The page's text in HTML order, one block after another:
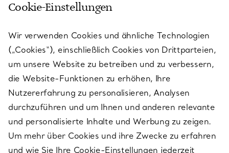
KUNDENSERVICE
SERVICES
ÜBER TIFFANY & CO.
RECHTLICHE HINWEISE
Cookie-Einstellungen
Wir verwenden Cookies und ähnliche Technologien
(„Cookies“), einschließlich Cookies von Drittparteien,
um unsere Website zu betreiben und zu verbessern,
die Website-Funktionen zu erhöhen, Ihre
Nutzererfahrung zu personalisieren, Analysen
durchzuführen und um Ihnen und anderen relevante
und personalisierte Inhalte und Werbung zu zeigen.
Um mehr über Cookies und ihre Zwecke zu erfahren
und wie Sie Ihre Cookie-Einstellungen jederzeit